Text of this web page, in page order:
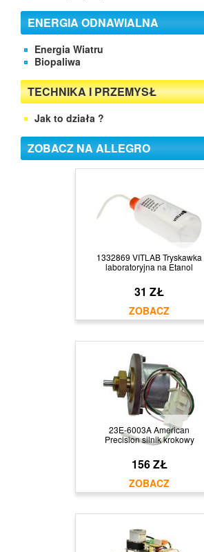
ENERGIA ODNAWIALNA
Energia Wiatru
Biopaliwa
TECHNIKA I PRZEMYSŁ
Jak to działa ?
ZOBACZ NA ALLEGRO
1332869 VITLAB Tryskawka
laboratoryjna na Etanol
31 ZŁ
23E-6003A American
Precision silnik krokowy
156 ZŁ